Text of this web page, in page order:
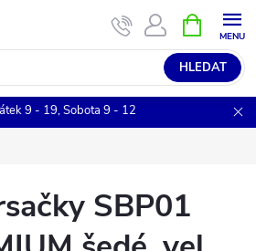
HLEDAT
NÁKUPNÍ
KOŠÍK
9 - 19, Sobota 9 - 12
SBP01